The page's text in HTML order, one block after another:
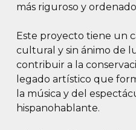
más riguroso y
Este proyecto tiene un
cultural y sin ánimo de
contribuir a la
legado artístico que
la música y del
hispanohablante.